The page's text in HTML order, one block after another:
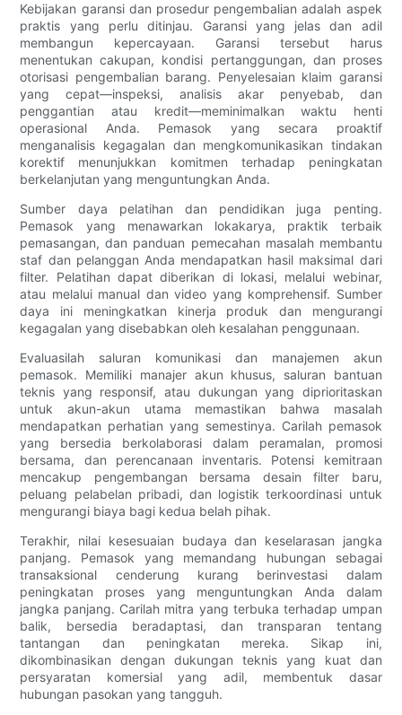
Kebijakan garansi dan prosedur pengembalian adalah aspek
praktis yang perlu ditinjau. Garansi yang jelas dan adil
membangun kepercayaan. Garansi tersebut harus
menentukan cakupan, kondisi pertanggungan, dan proses
otorisasi pengembalian barang. Penyelesaian klaim garansi
yang cepat—inspeksi, analisis akar penyebab, dan
penggantian atau kredit—meminimalkan waktu henti
operasional Anda. Pemasok yang secara proaktif
menganalisis kegagalan dan mengkomunikasikan tindakan
korektif menunjukkan komitmen terhadap peningkatan
berkelanjutan yang menguntungkan Anda.
Sumber daya pelatihan dan pendidikan juga penting.
Pemasok yang menawarkan lokakarya, praktik terbaik
pemasangan, dan panduan pemecahan masalah membantu
staf dan pelanggan Anda mendapatkan hasil maksimal dari
filter. Pelatihan dapat diberikan di lokasi, melalui webinar,
atau melalui manual dan video yang komprehensif. Sumber
daya ini meningkatkan kinerja produk dan mengurangi
kegagalan yang disebabkan oleh kesalahan penggunaan.
Evaluasilah saluran komunikasi dan manajemen akun
pemasok. Memiliki manajer akun khusus, saluran bantuan
teknis yang responsif, atau dukungan yang diprioritaskan
untuk akun-akun utama memastikan bahwa masalah
mendapatkan perhatian yang semestinya. Carilah pemasok
yang bersedia berkolaborasi dalam peramalan, promosi
bersama, dan perencanaan inventaris. Potensi kemitraan
mencakup pengembangan bersama desain filter baru,
peluang pelabelan pribadi, dan logistik terkoordinasi untuk
mengurangi biaya bagi kedua belah pihak.
Terakhir, nilai kesesuaian budaya dan keselarasan jangka
panjang. Pemasok yang memandang hubungan sebagai
transaksional cenderung kurang berinvestasi dalam
peningkatan proses yang menguntungkan Anda dalam
jangka panjang. Carilah mitra yang terbuka terhadap umpan
balik, bersedia beradaptasi, dan transparan tentang
tantangan dan peningkatan mereka. Sikap ini,
dikombinasikan dengan dukungan teknis yang kuat dan
persyaratan komersial yang adil, membentuk dasar
hubungan pasokan yang tangguh.